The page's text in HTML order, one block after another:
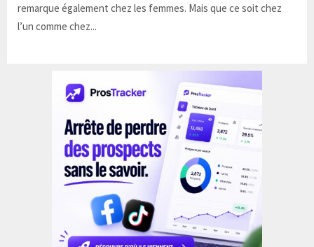
remarque également chez les femmes. Mais que ce soit chez
l’un comme chez...